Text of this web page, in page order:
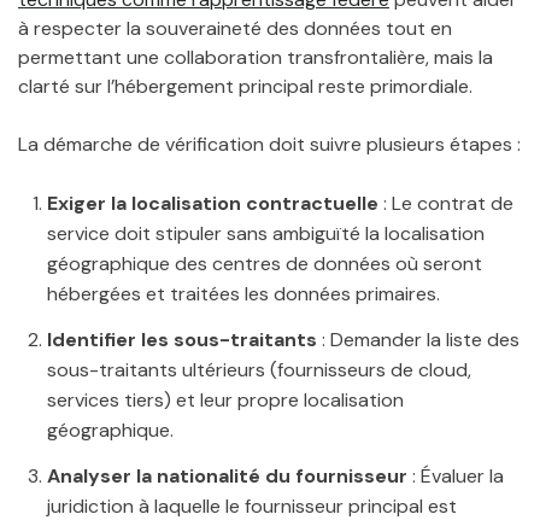
à respecter la souveraineté des données tout en
permettant une collaboration transfrontalière, mais la
clarté sur l’hébergement principal reste primordiale.
La démarche de vérification doit suivre plusieurs étapes :
Exiger la localisation contractuelle : Le contrat de
service doit stipuler sans ambiguïté la localisation
géographique des centres de données où seront
hébergées et traitées les données primaires.
Identifier les sous-traitants : Demander la liste des
sous-traitants ultérieurs (fournisseurs de cloud,
services tiers) et leur propre localisation
géographique.
Analyser la nationalité du fournisseur : Évaluer la
juridiction à laquelle le fournisseur principal est